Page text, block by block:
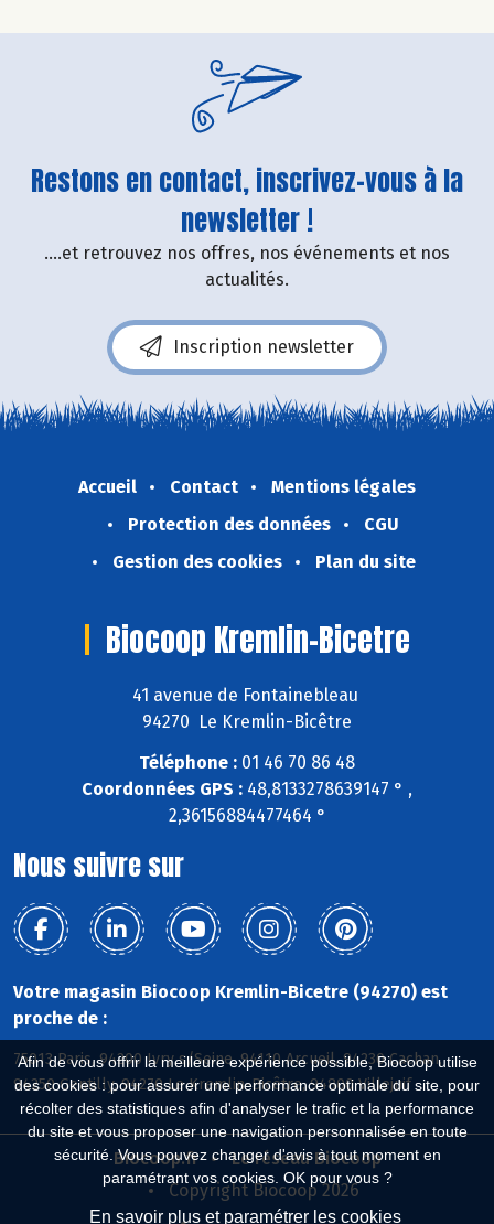
Afin de vous offrir la meilleure expérience possible, Biocoop utilise
des cookies : pour assurer une performance optimale du site, pour
récolter des statistiques afin d'analyser le trafic et la performance
du site et vous proposer une navigation personnalisée en toute
sécurité. Vous pouvez changer d'avis à tout moment en
paramétrant vos cookies. OK pour vous ?
En savoir plus et paramétrer les cookies
Restons en contact, inscrivez-vous à la
newsletter !
....et retrouvez nos offres, nos événements et nos
actualités.
Inscription newsletter
Accueil Contact
Mentions légales
Protection des données
CGU
Gestion des cookies
Plan du site
Biocoop Kremlin-Bicetre
41 avenue de Fontainebleau
94270 Le Kremlin-Bicêtre
Téléphone : 01 46 70 86 48
Coordonnées GPS : 48,8133278639147 ° ,
2,36156884477464 °
Nous suivre sur
Votre magasin Biocoop Kremlin-Bicetre (94270) est
proche de :
75013 Paris, 94200 Ivry s/Seine, 94110 Arcueil, 94230 Cachan,
94250 Gentilly, 94270 Le Kremlin-Bicêtre, 94800 Villejuif
Biocoop.fr
Le réseau Biocoop
Copyright Biocoop 2026